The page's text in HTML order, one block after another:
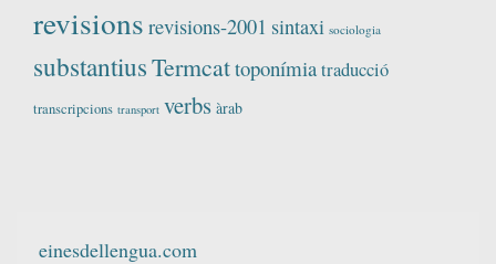
revisions revisions-2001 sintaxi sociologia
substantiusTermcattoponímiatraducció
transcripcions transport verbs àrab
einesdellengua.com